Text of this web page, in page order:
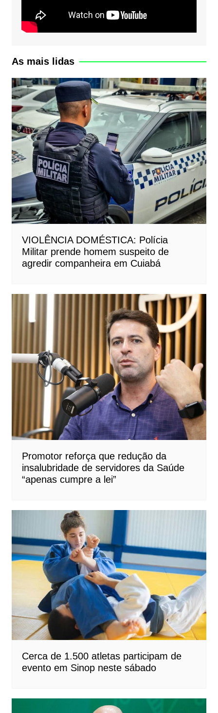
As mais lidas
VIOLÊNCIA DOMÉSTICA: Polícia
Militar prende homem suspeito de
agredir companheira em Cuiabá
Promotor reforça que redução da
insalubridade de servidores da Saúde
“apenas cumpre a lei”
Cerca de 1.500 atletas participam de
evento em Sinop neste sábado